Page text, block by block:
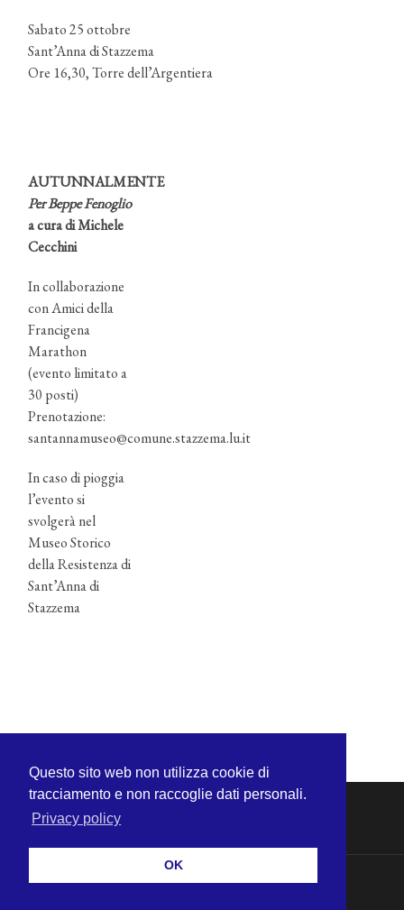
Sabato 25 ottobre
Sant’Anna di Stazzema
Ore 16,30, Torre dell’Argentiera
AUTUNNALMENTE
Per Beppe Fenoglio
a cura di Michele
Cecchini
In collaborazione
con Amici della
Francigena
Marathon
(evento limitato a
30 posti)
Prenotazione:
santannamuseo@comune.stazzema.lu.it
In caso di pioggia
l’evento si
svolgerà nel
Museo Storico
della Resistenza di
Sant’Anna di
Stazzema
Questo sito web non utilizza cookie di
tracciamento e non raccoglie dati personali.
Privacy policy
OK